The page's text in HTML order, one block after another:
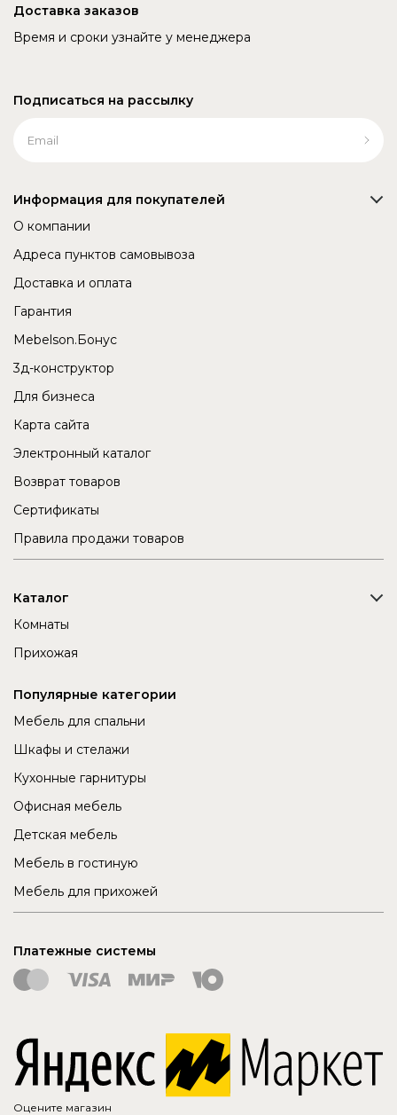
Доставка заказов
Время и сроки узнайте у менеджера
Подписаться на рассылку
Информация для покупателей
О компании
Адреса пунктов самовывоза
Доставка и оплата
Гарантия
Mebelson.Бонус
3д-конструктор
Для бизнеса
Карта сайта
Электронный каталог
Возврат товаров
Сертификаты
Правила продажи товаров
Каталог
Комнаты
Прихожая
Популярные категории
Мебель для спальни
Шкафы и стелажи
Кухонные гарнитуры
Офисная мебель
Детская мебель
Мебель в гостиную
Мебель для прихожей
Платежные системы
Оцените магазин